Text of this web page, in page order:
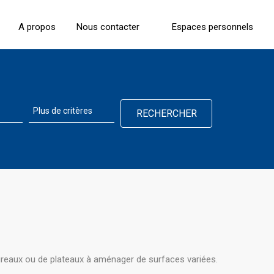
A propos Nous contacter Espaces personnels
ou de plateaux à aménager de surfaces variées.